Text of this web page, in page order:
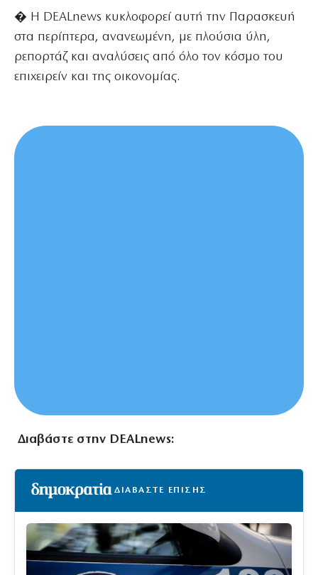
� Η DEALnews κυκλοφορεί αυτή την Παρασκευή
στα περίπτερα, ανανεωμένη, με πλούσια ύλη,
ρεπορτάζ και αναλύσεις από όλο τον κόσμο του
επιχειρείν και της οικονομίας.
Διαβάστε στην DEALnews:
ΔΙΑΒΑΣΤΕ ΕΠΙΣΗΣ